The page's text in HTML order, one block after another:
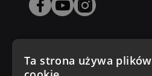
Ta strona używa plików